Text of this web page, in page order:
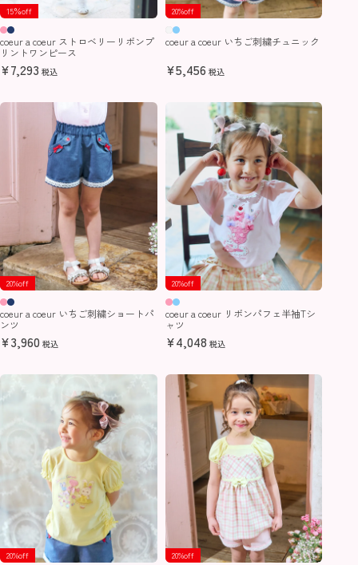
15％off
coeur a coeur ストロベリーリボンプ
リントワンピース
¥7,293 税込
20%off
coeur a coeur いちご刺繍チュニック
¥5,456 税込
20%off
coeur a coeur いちご刺繍ショートパ
ンツ
¥3,960 税込
20%off
coeur a coeur リボンパフェ半袖Tシ
ャツ
¥4,048 税込
20%off 20%off